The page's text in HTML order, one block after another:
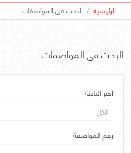
الرئيسية البحث في المواصفات
البحث في المواصفات
اختر البادئة
الكل
رقم المواصفة